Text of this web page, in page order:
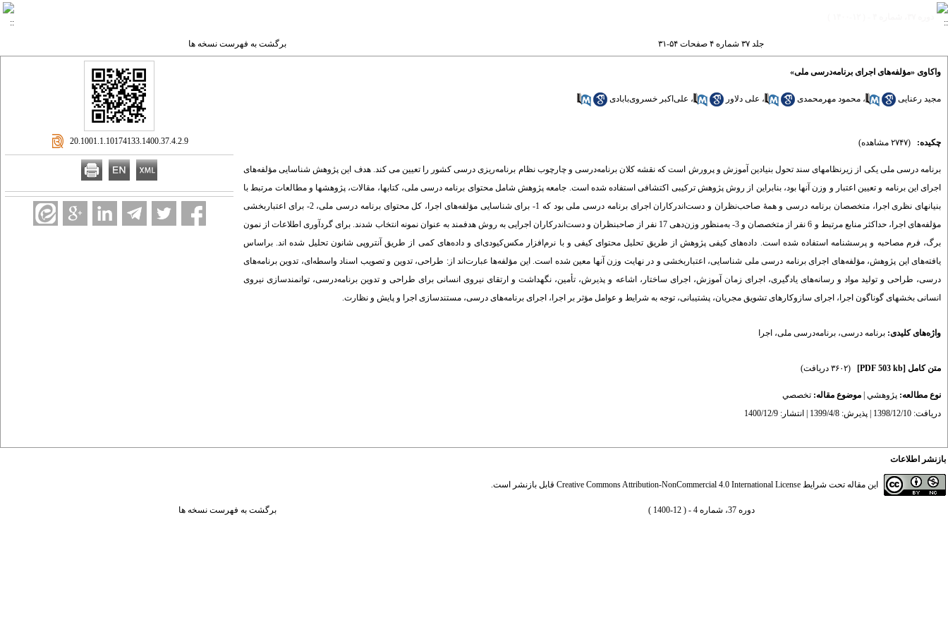
جلد ۳۷ شماره ۴ صفحات ۵۴-۳۱ برگشت به فهرست نسخه ها
واکاوی «مؤلفه‌های اجرای برنامه‌درسی ملی»
مجید رعنایی ، محمود مهرمحمدی ، علی دلاور ، علی‌اکبر خسروی‌بابادی
چکیده: (۲۷۴۷ مشاهده)
برنامه ‌درسی ملی یکی از زیرنظامهای سند تحول بنیادین آموزش و پرورش است که نقشه کلان برنامه­‌درسی و چارچوب نظام برنامه‌­ریزی درسی کشور را تعیین می کند. هدف این پژوهش شناسایی مؤلفه‌های
اجرای این برنامه و تعیین اعتبار و وزن آنها بود، بنابراین از روش پژوهش ترکیبی اکتشافی استفاده شده است. جامعه پژوهش شامل محتوای برنامه‌ درسی ملی، کتابها، مقالات، پژوهشها و مطالعات مرتبط با
بنیانهای نظری اجرا، متخصصان برنامه درسی و همۀ صاحب‌­نظران و دست‌اندرکاران اجرای برنامه ‌درسی ملی بود که 1- برای شناسایی مؤلفه‌های اجرا، کل محتوای برنامه ‌درسی ملی، 2- برای اعتباربخشی
مؤلفه‌های اجرا، حداکثر منابع مرتبط و 6 نفر از متخصصان و 3- به‌­منظور وزن‌دهی 17 نفر از صاحب­نظران و دست‌اندرکاران اجرایی به روش هدفمند به عنوان نمونه انتخاب شدند. برای گردآوری اطلاعات از نمون­‌
برگ، فرم مصاحبه و پرسشنامه‌ استفاده شده است. داده‌های کیفی پژوهش از طریق تحلیل محتوای کیفی و با نرم‌افزار مکس‌کیو‌دی‌ای و داده‌های کمی از طریق آنتروپی شانون تحلیل شده اند. براساس
یافته‌های این پژوهش، مؤلفه‌های اجرای برنامه ‌درسی ملی شناسایی، اعتباربخشی و در نهایت وزن آنها معین شده است. این مؤلفه‌ها عبارت­‌اند از: طراحی، تدوین و تصویب اسناد واسطه‌ای، تدوین برنامه‌های
درسی، طراحی و تولید مواد و رسانه‌های یادگیری، اجرای زمان آموزش، اجرای ساختار، اشاعه و پذیرش، تأمین، نگهداشت و ارتقای نیروی انسانی برای طراحی و تدوین برنامه‌­درسی، توانمندسازی نیروی
انسانی بخشهای گوناگون اجرا، اجرای سازوکارهای تشویق مجریان، پشتیبانی، توجه به شرایط و عوامل مؤثر بر اجرا، اجرای برنامه‌های درسی، مستندسازی اجرا و پایش و نظارت.
واژه‌های کلیدی: برنامه درسی، برنامه‌درسی ملی، اجرا
متن کامل [PDF 503 kb] (۳۶۰۲ دریافت)
نوع مطالعه: پژوهشي موضوع مقاله: تخصصي
دریافت: 1398/12/10 | پذیرش: 1399/4/8 | انتشار: 1400/12/9
‎ 20.1001.1.10174133.1400.37.4.2.9
بازنشر اطلاعات
این مقاله تحت شرایط Creative Commons Attribution-NonCommercial 4.0 International License قابل بازنشر است.
دوره 37، شماره 4 - ( 12-1400 ) برگشت به فهرست نسخه ها